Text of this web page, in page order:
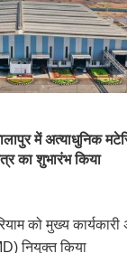
में अत्याधुनिक
का शुभारंभ किया